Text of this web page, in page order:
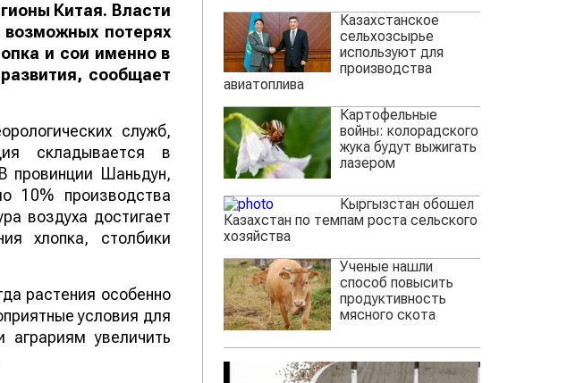
Китая. Власти
потерях
и сои именно в
сообщает
служб,
складывается в
провинции Шаньдун,
10% производства
воздуха достигает
хлопка, столбики
растения особенно
условия для
аграриям увеличить
Казахстанское
сельхозсырье
используют для
производства
авиатоплива
Картофельные
войны: колорадского
жука будут выжигать
лазером
Кыргызстан обошел
Казахстан по темпам роста сельского
хозяйства
Ученые нашли
способ повысить
продуктивность
мясного скота